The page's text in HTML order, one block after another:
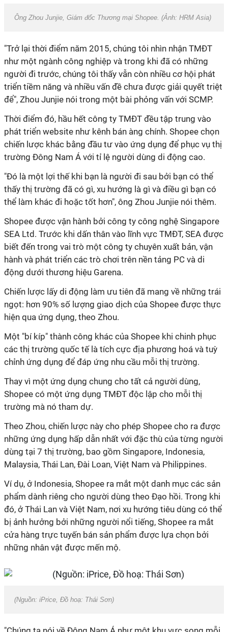
Ông Zhou Junjie, Giám đốc Thương mại Shopee. (Ảnh: HRM Asia)
"Trở lại thời điểm năm 2015, chúng tôi nhìn nhận TMĐT
như một ngành công nghiệp và trong khi đã có những
người đi trước, chúng tôi thấy vẫn còn nhiều cơ hội phát
triển tiềm năng và nhiều vấn đề chưa được giải quyết triệt
để", Zhou Junjie nói trong một bài phỏng vấn với SCMP.
Thời điểm đó, hầu hết công ty TMĐT đều tập trung vào
phát triển website như kênh bán àng chính. Shopee chọn
chiến lược khác bằng đầu tư vào ứng dụng để phục vụ thị
trường Đông Nam Á với tỉ lệ người dùng di động cao.
"Đó là một lợi thế khi bạn là người đi sau bởi bạn có thể
thấy thị trường đã có gì, xu hướng là gì và điều gì bạn có
thể làm khác đi hoặc tốt hơn", ông Zhou Junjie nói thêm.
Shopee được vận hành bởi công ty công nghệ Singapore
SEA Ltd. Trước khi dấn thân vào lĩnh vực TMĐT, SEA được
biết đến trong vai trò một công ty chuyên xuất bản, vận
hành và phát triển các trò chơi trên nền tảng PC và di
động dưới thương hiệu Garena.
Chiến lược lấy di động làm ưu tiên đã mang về những trái
ngọt: hơn 90% số lượng giao dịch của Shopee được thực
hiện qua ứng dụng, theo Zhou.
Một "bí kíp" thành công khác của Shopee khi chinh phục
các thị trường quốc tế là tích cực địa phương hoá và tuỳ
chỉnh ứng dụng để đáp ứng nhu cầu mỗi thị trường.
Thay vì một ứng dụng chung cho tất cả người dùng,
Shopee có một ứng dụng TMĐT độc lập cho mỗi thị
trường mà nó tham dự.
Theo Zhou, chiến lược này cho phép Shopee cho ra được
những ứng dụng hấp dẫn nhất với đặc thù của từng người
dùng tại 7 thị trường, bao gồm Singapore, Indonesia,
Malaysia, Thái Lan, Đài Loan, Việt Nam và Philippines.
Ví dụ, ở Indonesia, Shopee ra mắt một danh mục các sản
phẩm dành riêng cho người dùng theo Đạo hồi. Trong khi
đó, ở Thái Lan và Việt Nam, nơi xu hướng tiêu dùng có thể
bị ảnh hưởng bởi những người nổi tiếng, Shopee ra mắt
cửa hàng trực tuyến bán sản phẩm được lựa chọn bởi
những nhân vật được mến mộ.
(Nguồn: iPrice, Đồ hoạ: Thái Sơn)